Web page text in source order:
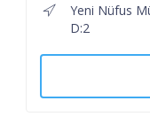
Yeni Nüfus
D:2